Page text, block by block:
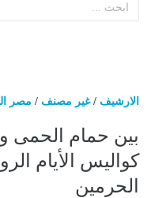
الارشيف /غير مصنف / مصر
بين حمام الحمى
كواليس الأيام
الحرمين